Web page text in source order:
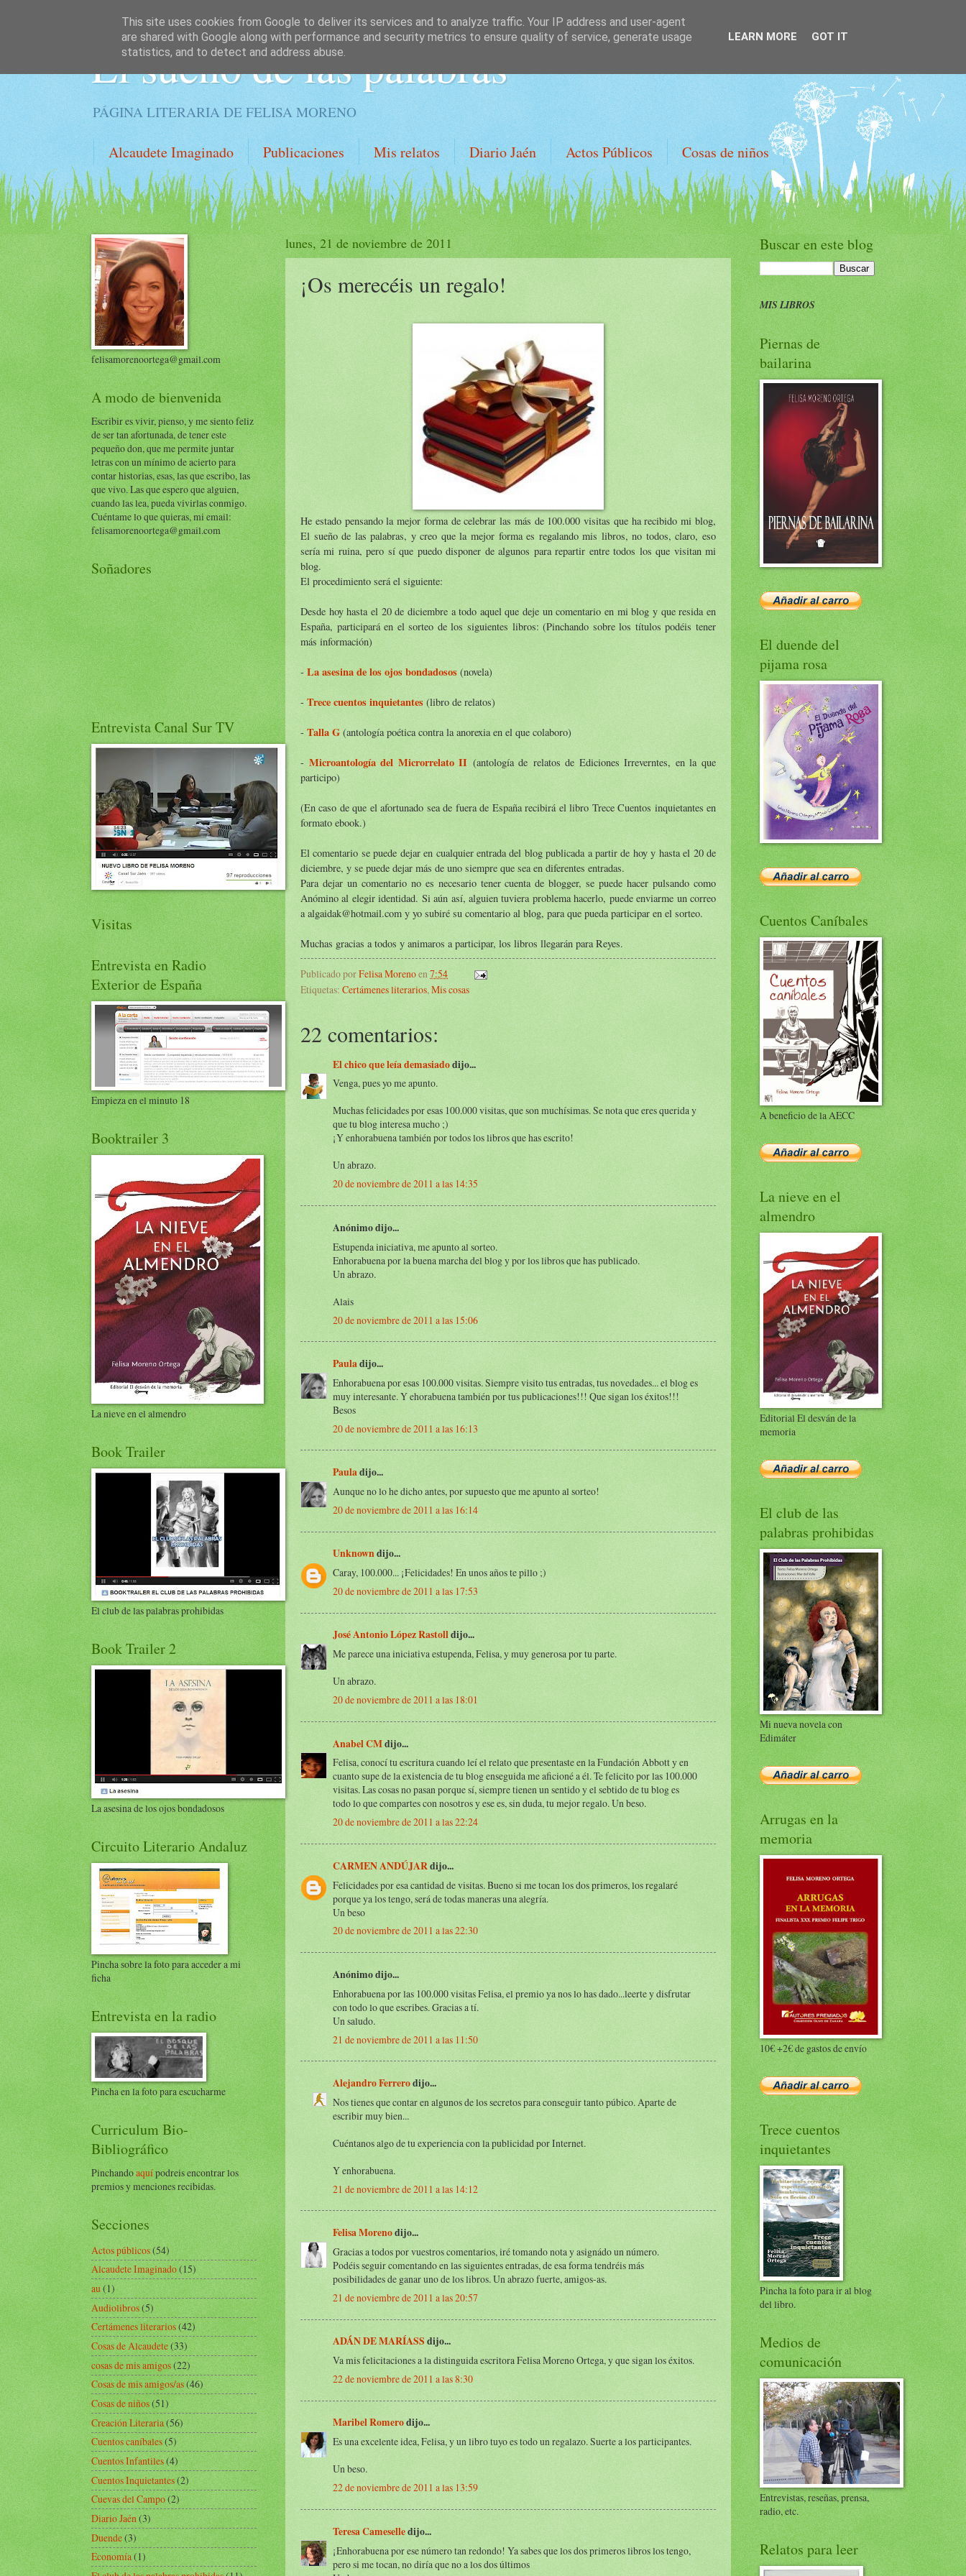
El sueño de las palabras
PÁGINA LITERARIA DE FELISA MORENO
Alcaudete Imaginado Publicaciones Mis relatos Diario Jaén Actos Públicos Cosas de niños
lunes, 21 de noviembre de 2011
¡Os merecéis un regalo!
He estado pensando la mejor forma de celebrar las más de 100.000 visitas que ha recibido mi blog,
El sueño de las palabras, y creo que la mejor forma es regalando mis libros, no todos, claro, eso
sería mi ruina, pero sí que puedo disponer de algunos para repartir entre todos los que visitan mi
blog.
El procedimiento será el siguiente:
Desde hoy hasta el 20 de diciembre a todo aquel que deje un comentario en mi blog y que resida en
España, participará en el sorteo de los siguientes libros: (Pinchando sobre los títulos podéis tener
más información)
- La asesina de los ojos bondadosos (novela)
- Trece cuentos inquietantes (libro de relatos)
- Talla G (antología poética contra la anorexia en el que colaboro)
- Microantología del Microrrelato II (antología de relatos de Ediciones Irreverntes, en la que
participo)
(En caso de que el afortunado sea de fuera de España recibirá el libro Trece Cuentos inquietantes en
formato ebook.)
El comentario se puede dejar en cualquier entrada del blog publicada a partir de hoy y hasta el 20 de
diciembre, y se puede dejar más de uno siempre que sea en diferentes entradas.
Para dejar un comentario no es necesario tener cuenta de blogger, se puede hacer pulsando como
Anómino al elegir identidad. Si aún así, alguien tuviera problema hacerlo, puede enviarme un correo
a algaidak@hotmail.com y yo subiré su comentario al blog, para que pueda participar en el sorteo.
Muchas gracias a todos y animaros a participar, los libros llegarán para Reyes.
Publicado porFelisa Morenoen 7:54
Etiquetas: Certámenes literarios, Mis cosas
22 comentarios:
El chico que leía demasiadodijo...
Venga, pues yo me apunto.
Muchas felicidades por esas 100.000 visitas, que son muchísimas. Se nota que eres querida y
que tu blog interesa mucho ;)
¡Y enhorabuena también por todos los libros que has escrito!
Un abrazo.
20 de noviembre de 2011 a las 14:35
Anónimo dijo...
Estupenda iniciativa, me apunto al sorteo.
Enhorabuena por la buena marcha del blog y por los libros que has publicado.
Un abrazo.
Alais
20 de noviembre de 2011 a las 15:06
Pauladijo...
Enhorabuena por esas 100.000 visitas. Siempre visito tus entradas, tus novedades... el blog es
muy interesante. Y ehorabuena también por tus publicaciones!!! Que sigan los éxitos!!!
Besos
20 de noviembre de 2011 a las 16:13
Pauladijo...
Aunque no lo he dicho antes, por supuesto que me apunto al sorteo!
20 de noviembre de 2011 a las 16:14
Unknowndijo...
Caray, 100.000... ¡Felicidades! En unos años te pillo ;)
20 de noviembre de 2011 a las 17:53
José Antonio López Rastolldijo...
Me parece una iniciativa estupenda, Felisa, y muy generosa por tu parte.
Un abrazo.
20 de noviembre de 2011 a las 18:01
Anabel CMdijo...
Felisa, conocí tu escritura cuando leí el relato que presentaste en la Fundación Abbott y en
cuanto supe de la existencia de tu blog enseguida me aficioné a él. Te felicito por las 100.000
visitas. Las cosas no pasan porque sí, siempre tienen un sentido y el sebtido de tu blog es
todo lo que compartes con nosotros y ese es, sin duda, tu mejor regalo. Un beso.
20 de noviembre de 2011 a las 22:24
CARMEN ANDÚJARdijo...
Felicidades por esa cantidad de visitas. Bueno si me tocan los dos primeros, los regalaré
porque ya los tengo, será de todas maneras una alegría.
Un beso
20 de noviembre de 2011 a las 22:30
Anónimo dijo...
Enhorabuena por las 100.000 visitas Felisa, el premio ya nos lo has dado...leerte y disfrutar
con todo lo que escribes. Gracias a tí.
Un saludo.
21 de noviembre de 2011 a las 11:50
Alejandro Ferrerodijo...
Nos tienes que contar en algunos de los secretos para conseguir tanto púbico. Aparte de
escribir muy bien...
Cuéntanos algo de tu experiencia con la publicidad por Internet.
Y enhorabuena.
21 de noviembre de 2011 a las 14:12
Felisa Morenodijo...
Gracias a todos por vuestros comentarios, iré tomando nota y asignádo un número.
Podéis seguir comentando en las siguientes entradas, de esa forma tendréis más
posibilidades de ganar uno de los libros. Un abrazo fuerte, amigos-as.
21 de noviembre de 2011 a las 20:57
ADÁN DE MARÍASS dijo...
Va mis felicitaciones a la distinguida escritora Felisa Moreno Ortega, y que sigan los éxitos.
22 de noviembre de 2011 a las 8:30
Maribel Romerodijo...
Es una excelente idea, Felisa, y un libro tuyo es todo un regalazo. Suerte a los participantes.
Un beso.
22 de noviembre de 2011 a las 13:59
Teresa Cameselledijo...
¡Enhorabuena por ese número tan redondo! Ya sabes que los dos primeros libros los tengo,
pero si me tocan, no diría que no a los dos últimos
felisamorenoortega@gmail.com
A modo de bienvenida
Escribir es vivir, pienso, y me siento feliz
de ser tan afortunada, de tener este
pequeño don, que me permite juntar
letras con un mínimo de acierto para
contar historias, esas, las que escribo, las
que vivo. Las que espero que alguien,
cuando las lea, pueda vivirlas conmigo.
Cuéntame lo que quieras, mi email:
felisamorenoortega@gmail.com
Soñadores
Entrevista Canal Sur TV
Visitas
Entrevista en Radio
Exterior de España
Empieza en el minuto 18
Booktrailer 3
La nieve en el almendro
Book Trailer
El club de las palabras prohibidas
Book Trailer 2
La asesina de los ojos bondadosos
Circuito Literario Andaluz
Pincha sobre la foto para acceder a mi
ficha
Entrevista en la radio
Pincha en la foto para escucharme
Curriculum Bio-
Bibliográfico
Pinchandoaquípodreis encontrar los
premios y menciones recibidas.
Secciones
Actos públicos(54)
Alcaudete Imaginado(15)
au(1)
Audiolibros(5)
Certámenes literarios(42)
Cosas de Alcaudete(33)
cosas de mis amigos(22)
Cosas de mis amigos/as(46)
Cosas de niños(51)
Creación Literaria(56)
Cuentos caníbales(5)
Cuentos Infantiles(4)
Cuentos Inquietantes(2)
Cuevas del Campo(2)
Diario Jaén(3)
Duende(3)
Economía(1)
Buscar en este blog
MIS LIBROS
Piernas de
bailarina
El duende del
pijama rosa
Cuentos Caníbales
A beneficio de la AECC
La nieve en el
almendro
Editorial El desván de la
memoria
El club de las
palabras prohibidas
Mi nueva novela con
Edimáter
Arrugas en la
memoria
10€ +2€ de gastos de envío
Trece cuentos
inquietantes
Pincha la foto para ir al blog
del libro.
Medios de
comunicación
Entrevistas, reseñas, prensa,
radio, etc.
Relatos para leer
This site uses cookies from Google to deliver its services and to analyze traffic. Your IP address and user-agent
are shared with Google along with performance and security metrics to ensure quality of service, generate usage
statistics, and to detect and address abuse.
LEARN MORE GOT IT